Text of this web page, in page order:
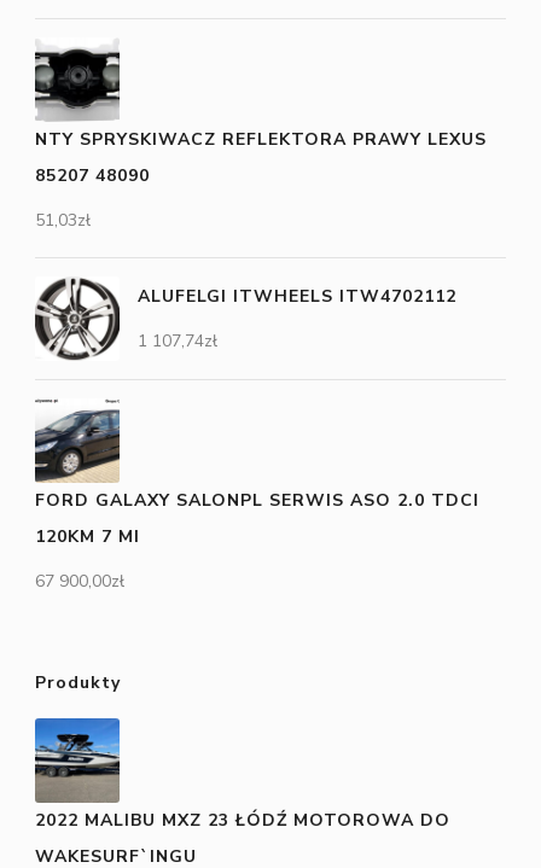
NTY SPRYSKIWACZ REFLEKTORA PRAWY LEXUS
85207 48090
51,03zł
ALUFELGI ITWHEELS ITW4702112
1 107,74zł
FORD GALAXY SALONPL SERWIS ASO 2.0 TDCI
120KM 7 MI
67 900,00zł
Produkty
2022 MALIBU MXZ 23 ŁÓDŹ MOTOROWA DO
WAKESURF`INGU